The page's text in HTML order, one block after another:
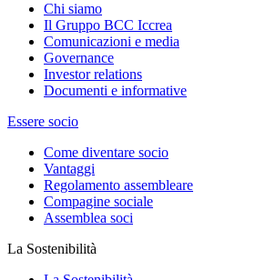
Chi siamo
Il Gruppo BCC Iccrea
Comunicazioni e media
Governance
Investor relations
Documenti e informative
Essere socio
Come diventare socio
Vantaggi
Regolamento assembleare
Compagine sociale
Assemblea soci
La Sostenibilità